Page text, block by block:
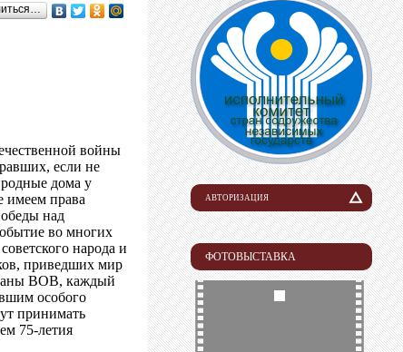
войны
если не
дома у
имеем права
над
во многих
народа и
приведших мир
ВОВ, каждый
особого
принимать
75-летия
АВТОРИЗАЦИЯ
Логин
Пароль
ФОТОВЫСТАВКА